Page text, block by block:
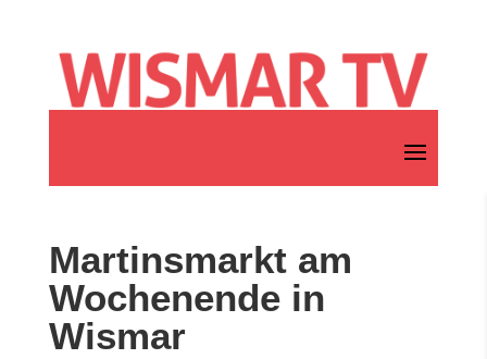
Martinsmarkt am
Wochenende in
Wismar